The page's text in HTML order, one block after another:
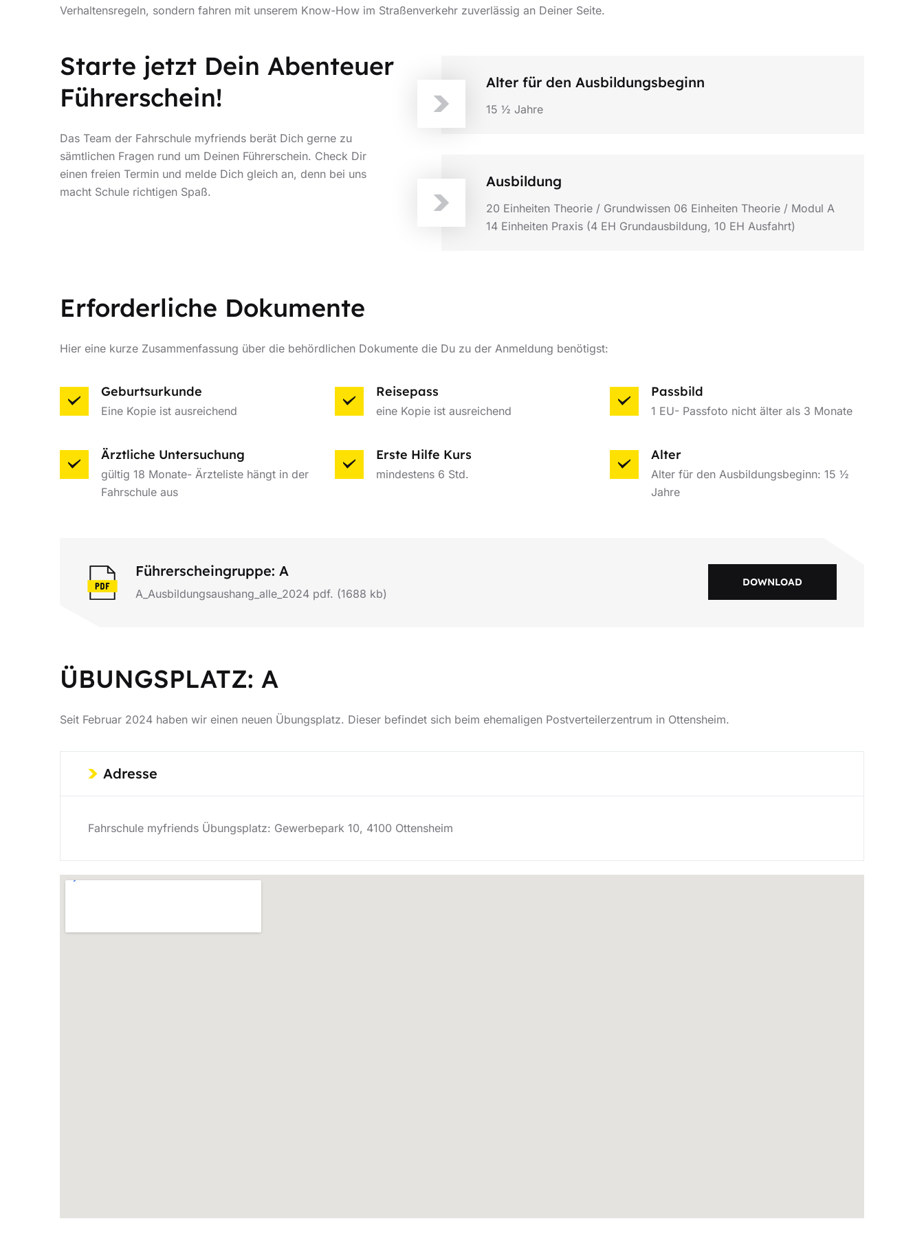
Verhaltensregeln, sondern fahren mit unserem Know-How im Straßenverkehr zuverlässig an Deiner Seite.
Starte jetzt Dein Abenteuer
Führerschein!
Das Team der Fahrschule myfriends berät Dich gerne zu
sämtlichen Fragen rund um Deinen Führerschein. Check Dir
einen freien Termin und melde Dich gleich an, denn bei uns
macht Schule richtigen Spaß.
Alter für den Ausbildungsbeginn
15 ½ Jahre
Ausbildung
20 Einheiten Theorie / Grundwissen 06 Einheiten Theorie / Modul A
14 Einheiten Praxis (4 EH Grundausbildung, 10 EH Ausfahrt)
Erforderliche Dokumente
Hier eine kurze Zusammenfassung über die behördlichen Dokumente die Du zu der Anmeldung benötigst:
Geburtsurkunde
Eine Kopie ist ausreichend
Reisepass
eine Kopie ist ausreichend
Passbild
1 EU- Passfoto nicht älter als 3 Monate
Ärztliche Untersuchung
gültig 18 Monate- Ärzteliste hängt in der
Fahrschule aus
Erste Hilfe Kurs
mindestens 6 Std.
Alter
Alter für den Ausbildungsbeginn: 15 ½
Jahre
Führerscheingruppe: A
A_Ausbildungsaushang_alle_2024 pdf. (1688 kb)
DOWNLOAD
ÜBUNGSPLATZ: A
Seit Februar 2024 haben wir einen neuen Übungsplatz. Dieser befindet sich beim ehemaligen Postverteilerzentrum in Ottensheim.
Adresse
Fahrschule myfriends Übungsplatz: Gewerbepark 10, 4100 Ottensheim